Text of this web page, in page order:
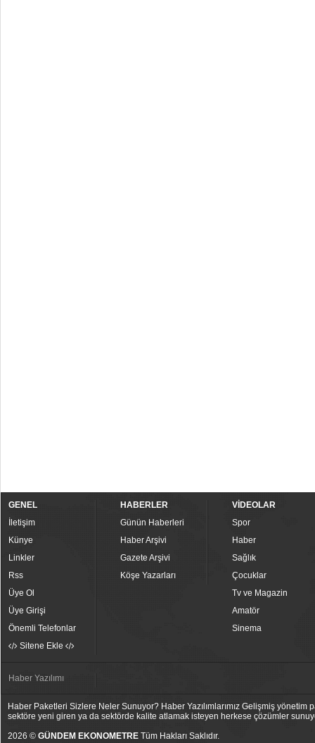
GENEL
İletişim
Künye
Linkler
Rss
Üye Ol
Üye Girişi
Önemli Telefonlar
Sitene Ekle
HABERLER
Günün Haberleri
Haber Arşivi
Gazete Arşivi
Köşe Yazarları
VİDEOLAR
Spor
Haber
Sağlık
Çocuklar
Tv ve Magazin
Amatör
Sinema
Haber Yazılımı
Haber Paketleri Sizlere Neler Sunuyor? Haber Yazılımlarımız Gelişmiş
sektöre yeni giren ya da sektörde kalite atlamak isteyen herkese çözümler
2026 © GÜNDEM EKONOMETRE Tüm Hakları Saklıdır.